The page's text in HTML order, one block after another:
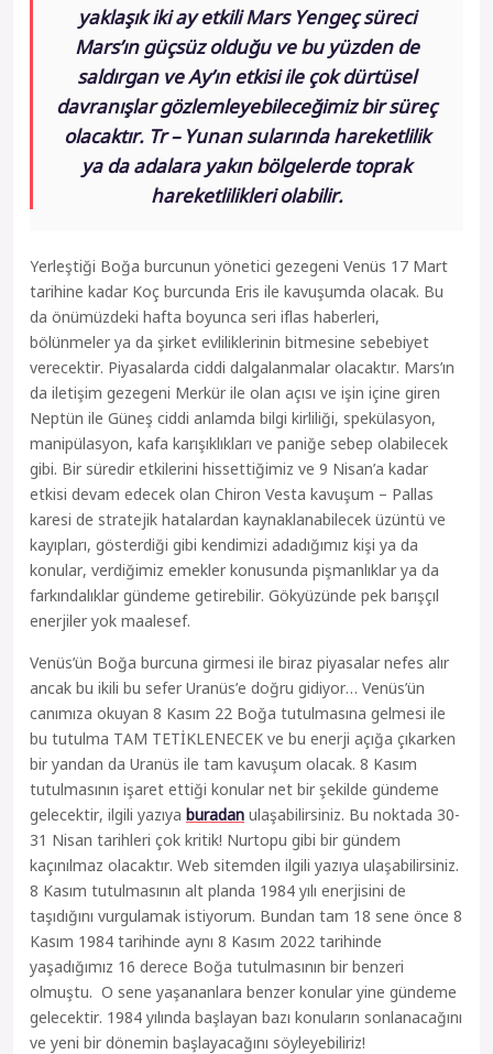
yaklaşık iki ay etkili Mars Yengeç süreci
Mars’ın güçsüz olduğu ve bu yüzden de
saldırgan ve Ay’ın etkisi ile çok dürtüsel
davranışlar gözlemleyebileceğimiz bir süreç
olacaktır. Tr – Yunan sularında hareketlilik
ya da adalara yakın bölgelerde toprak
hareketlilikleri olabilir.
Yerleştiği Boğa burcunun yönetici gezegeni Venüs 17 Mart
tarihine kadar Koç burcunda Eris ile kavuşumda olacak. Bu
da önümüzdeki hafta boyunca seri iflas haberleri,
bölünmeler ya da şirket evliliklerinin bitmesine sebebiyet
verecektir. Piyasalarda ciddi dalgalanmalar olacaktır. Mars’ın
da iletişim gezegeni Merkür ile olan açısı ve işin içine giren
Neptün ile Güneş ciddi anlamda bilgi kirliliği, spekülasyon,
manipülasyon, kafa karışıklıkları ve paniğe sebep olabilecek
gibi. Bir süredir etkilerini hissettiğimiz ve 9 Nisan’a kadar
etkisi devam edecek olan Chiron Vesta kavuşum – Pallas
karesi de stratejik hatalardan kaynaklanabilecek üzüntü ve
kayıpları, gösterdiği gibi kendimizi adadığımız kişi ya da
konular, verdiğimiz emekler konusunda pişmanlıklar ya da
farkındalıklar gündeme getirebilir. Gökyüzünde pek barışçıl
enerjiler yok maalesef.
Venüs’ün Boğa burcuna girmesi ile biraz piyasalar nefes alır
ancak bu ikili bu sefer Uranüs’e doğru gidiyor… Venüs’ün
canımıza okuyan 8 Kasım 22 Boğa tutulmasına gelmesi ile
bu tutulma TAM TETİKLENECEK ve bu enerji açığa çıkarken
bir yandan da Uranüs ile tam kavuşum olacak. 8 Kasım
tutulmasının işaret ettiği konular net bir şekilde gündeme
gelecektir, ilgili yazıya buradan ulaşabilirsiniz. Bu noktada 30-
31 Nisan tarihleri çok kritik! Nurtopu gibi bir gündem
kaçınılmaz olacaktır. Web sitemden ilgili yazıya ulaşabilirsiniz.
8 Kasım tutulmasının alt planda 1984 yılı enerjisini de
taşıdığını vurgulamak istiyorum. Bundan tam 18 sene önce 8
Kasım 1984 tarihinde aynı 8 Kasım 2022 tarihinde
yaşadığımız 16 derece Boğa tutulmasının bir benzeri
olmuştu. O sene yaşananlara benzer konular yine gündeme
gelecektir. 1984 yılında başlayan bazı konuların sonlanacağını
ve yeni bir dönemin başlayacağını söyleyebiliriz!